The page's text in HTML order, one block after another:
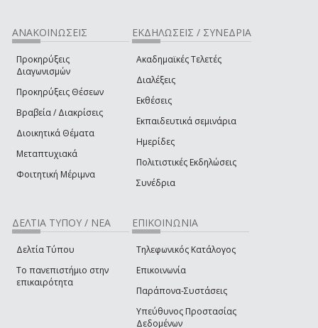
ΑΝΑΚΟΙΝΩΣΕΙΣ
Προκηρύξεις
Διαγωνισμών
Προκηρύξεις Θέσεων
Βραβεία / Διακρίσεις
Διοικητικά Θέματα
Μεταπτυχιακά
Φοιτητική Μέριμνα
ΕΚΔΗΛΩΣΕΙΣ / ΣΥΝΕΔΡΙΑ
Ακαδημαϊκές Τελετές
Διαλέξεις
Εκθέσεις
Εκπαιδευτικά σεμινάρια
Ημερίδες
Πολιτιστικές Εκδηλώσεις
Συνέδρια
ΔΕΛΤΙΑ ΤΥΠΟΥ / ΝΕΑ
Δελτία Τύπου
Το πανεπιστήμιο στην
επικαιρότητα
ΕΠΙΚΟΙΝΩΝΙΑ
Τηλεφωνικός Κατάλογος
Επικοινωνία
Παράπονα-Συστάσεις
Υπεύθυνος Προστασίας
Δεδομένων